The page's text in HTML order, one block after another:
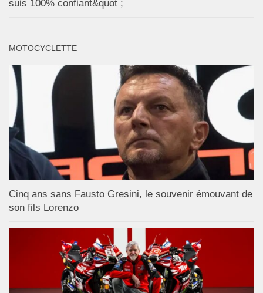
suis 100% confiant&quot ;
MOTOCYCLETTE
Cinq ans sans Fausto Gresini, le souvenir émouvant de
son fils Lorenzo